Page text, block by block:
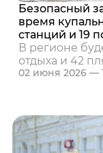
Безопасный
время
станций и 19
В регионе
отдыха и 42
02 июня 2026 —